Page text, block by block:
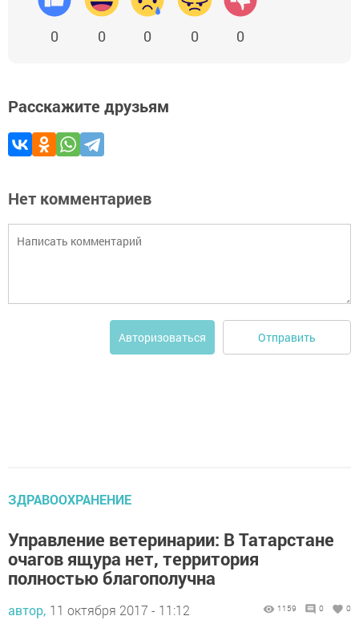
0 0 0 0 0
Расскажите друзьям
Нет комментариев
Авторизоваться Отправить
ЗДРАВООХРАНЕНИЕ
Управление ветеринарии: В Татарстане
очагов ящура нет, территория
полностью благополучна
автор, 11 октября 2017 - 11:12 1159 0 0